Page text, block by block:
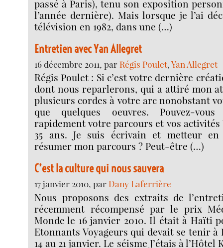
passé à Paris), tenu son exposition
l’année dernière). Mais lorsque je l’ai
télévision en 1982, dans une (…)
Entretien avec Yan Allegret
16 décembre 2011, par Régis Poulet,Yan Allegret
Régis Poulet : Si c’est votre dernière
dont nous reparlerons, qui a attiré mon
plusieurs cordes à votre arc nonobstant
que quelques oeuvres. Pouvez-
rapidement votre parcours et vos activités
35 ans. Je suis écrivain et metteur en
résumer mon parcours ? Peut-être (…)
C’est la culture qui nous sauvera
17 janvier 2010, parDany Laferrière
Nous proposons des extraits de
récemment récompensé par le prix
Monde le 16 janvier 2010. Il était à Haïti
Etonnants Voyageurs qui devait se tenir
14 au 21 janvier. Le séisme J’étais à